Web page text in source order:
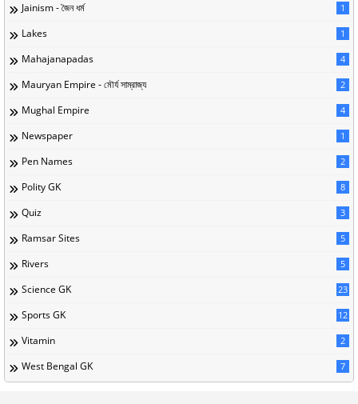
Jainism - জৈন ধর্ম 1
Lakes 1
Mahajanapadas 4
Mauryan Empire - মৌর্য সাম্রাজ্য 2
Mughal Empire 4
Newspaper 1
Pen Names 2
Polity GK 8
Quiz 3
Ramsar Sites 5
Rivers 5
Science GK 23
Sports GK 12
Vitamin 2
West Bengal GK 7